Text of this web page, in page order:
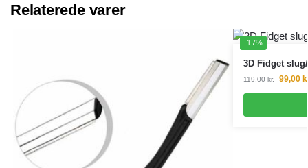
Relaterede varer
-17%
3D Fidget
119,00kr. 99,00